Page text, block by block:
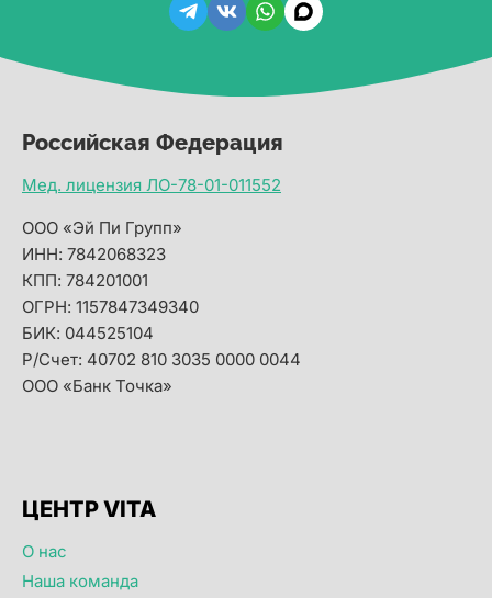
Российская Федерация
Мед. лицензия ЛО-78-01-011552
ООО «Эй Пи Групп»
ИНН: 7842068323
КПП: 784201001
ОГРН: 1157847349340
БИК: 044525104
Р/Счет: 40702 810 3035 0000 0044
ООО «Банк Точка»
ЦЕНТР VITA
О нас
Наша команда